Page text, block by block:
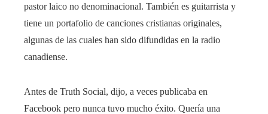
pastor laico no denominacional. También es guitarrista y
tiene un portafolio de canciones cristianas originales,
algunas de las cuales han sido difundidas en la radio
canadiense.
Antes de Truth Social, dijo, a veces publicaba en
Facebook pero nunca tuvo mucho éxito. Quería una